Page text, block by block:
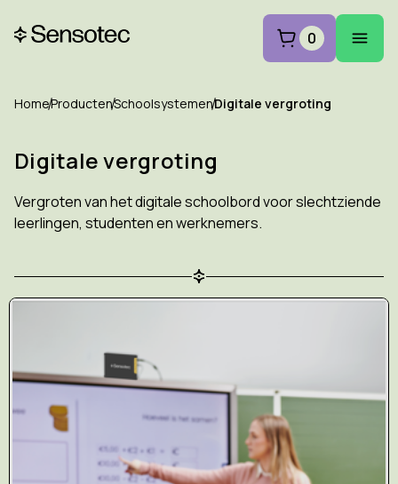
0
HomeProductenSchoolsystemenDigitale vergroting
Digitale vergroting
Vergroten van het digitale schoolbord voor slechtziende
leerlingen, studenten en werknemers.